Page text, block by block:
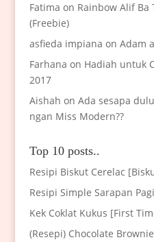
Fatima on Rainbow Alif Ba
(Freebie)
asfieda impiana on Adam
Farhana on Hadiah untuk
2017
Aishah on Ada sesapa
ngan Miss Modern??
Top 10 posts..
Resipi Biskut Cerelac
Resipi Simple Sarapan
Kek Coklat Kukus [First
(Resepi) Chocolate